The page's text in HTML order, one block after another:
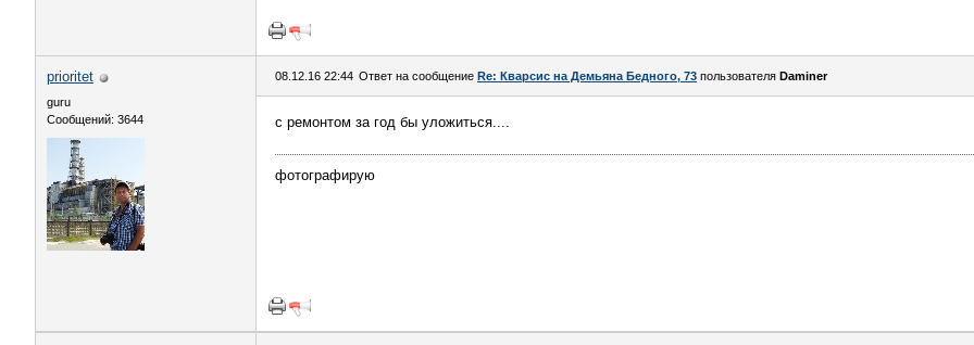
prioritet
guru
Сообщений: 3644
08.12.16 22:44 Ответ на сообщение Re: Кварсис на Демьяна Бедного, 73 пользователя Daminer
с ремонтом за год бы уложиться....
фотографирую